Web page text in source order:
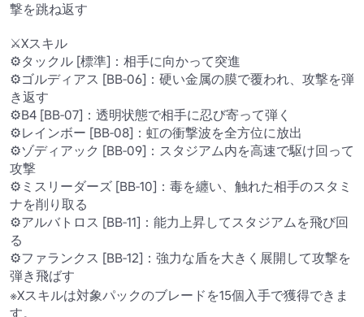
撃を跳ね返す
⚔️Xスキル
⚙タックル [標準]：相手に向かって突進
⚙ゴルディアス [BB-06]：硬い金属の膜で覆われ、攻撃を弾
き返す
⚙B4 [BB-07]：透明状態で相手に忍び寄って弾く
⚙レインボー [BB-08]：虹の衝撃波を全方位に放出
⚙ゾディアック [BB-09]：スタジアム内を高速で駆け回って
攻撃
⚙ミスリーダーズ [BB-10]：毒を纏い、触れた相手のスタミ
ナを削り取る
⚙アルバトロス [BB-11]：能力上昇してスタジアムを飛び回
る
⚙ファランクス [BB-12]：強力な盾を大きく展開して攻撃を
弾き飛ばす
※Xスキルは対象パックのブレードを15個入手で獲得できま
す。